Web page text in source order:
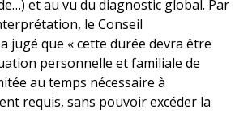
et au vu du diagnostic global. Par
le Conseil
jugé que « cette durée devra être
personnelle et familiale de
au temps nécessaire à
requis, sans pouvoir excéder la